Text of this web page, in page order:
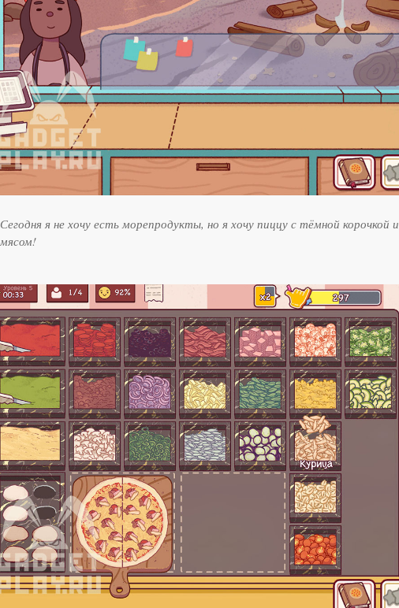
Сегодня я не хочу есть морепродукты, но я хочу пиццу с тёмной корочкой и
мясом!